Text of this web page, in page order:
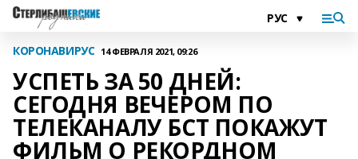
КОРОНАВИРУС 14 ФЕВРАЛЯ 2021, 09:26
УСПЕТЬ ЗА 50 ДНЕЙ:
СЕГОДНЯ ВЕЧЕРОМ ПО
ТЕЛЕКАНАЛУ БСТ ПОКАЖУТ
ФИЛЬМ О РЕКОРДНОМ